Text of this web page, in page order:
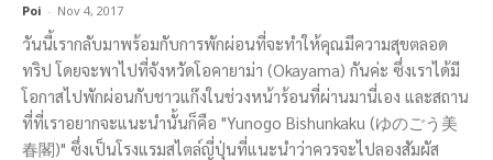
Poi - Nov 4, 2017
วันนี้เรากลับมาพร้อมกับการพักผ่อนที่จะทำให้คุณมีความสุขตลอด
ทริป โดยจะพาไปที่จังหวัดโอคายาม่า (Okayama) กันค่ะ ซึ่งเราได้มี
โอกาสไปพักผ่อนกับชาวแก๊งในช่วงหน้าร้อนที่ผ่านมานี่เอง และสถาน
ที่ที่เราอยากจะแนะนำนั้นก็คือ "Yunogo Bishunkaku (ゆのごう美
春閣)" ซึ่งเป็นโรงแรมสไตล์ญี่ปุ่นที่แนะนำว่าควรจะไปลองสัมผัส